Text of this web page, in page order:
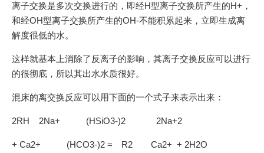
离子交换是多次交换进行的，即经H型离子交换所产生的H+，
和经OH型离子交换所产生的OH-不能积累起来，立即生成离
解度很低的水。
这样就基本上消除了反离子的影响，其离子交换反应可以进行
的很彻底，所以其出水水质很好。
混床的离交换反应可以用下面的一个式子来表示出来：
2RH 2Na+ (HSiO3-)2 2Na+2
+ Ca2+ (HCO3-)2 = R2 Ca2+ + 2H2O